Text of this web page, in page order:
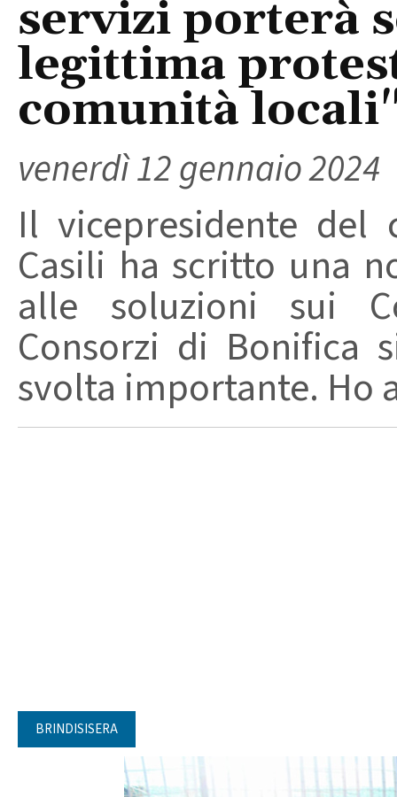
servizi porterà
legittima
comunità
venerdì 12 gennaio 2024
Il vicepresidente del
Casili ha scritto una
alle soluzioni sui
Consorzi di Bonifica
svolta importante. Ho
BRINDISISERA